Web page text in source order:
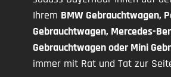
Ihrem BMW Gebrauchtwagen,
Gebrauchtwagen, Mercedes-
Gebrauchtwagen oder Mini
immer mit Rat und Tat zur